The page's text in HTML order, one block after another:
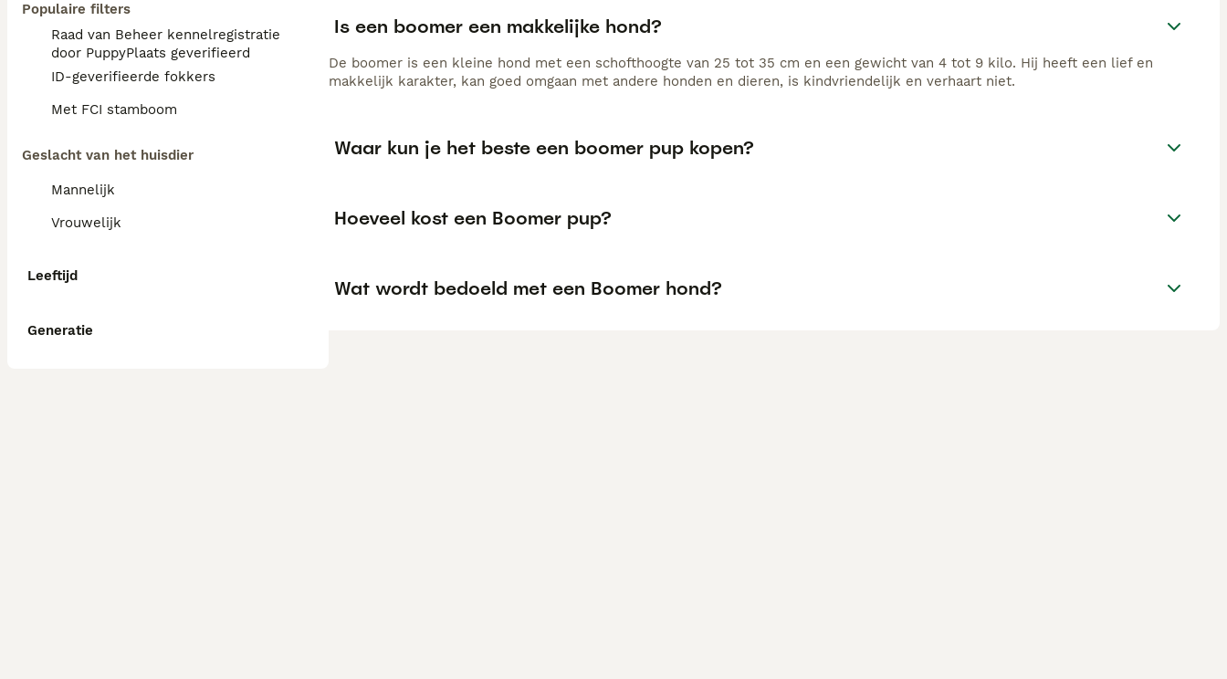
Populaire filters
Raad van Beheer kennelregistratie
door PuppyPlaats geverifieerd
ID-geverifieerde fokkers
Met FCI stamboom
Geslacht van het huisdier
Mannelijk
Vrouwelijk
Leeftijd
Generatie
Is een boomer een makkelijke hond?
De boomer is een kleine hond met een schofthoogte van 25 tot 35 cm en een gewicht van 4 tot 9 kilo. Hij heeft een lief en
makkelijk karakter, kan goed omgaan met andere honden en dieren, is kindvriendelijk en verhaart niet.
Waar kun je het beste een boomer pup kopen?
Hoeveel kost een Boomer pup?
Wat wordt bedoeld met een Boomer hond?